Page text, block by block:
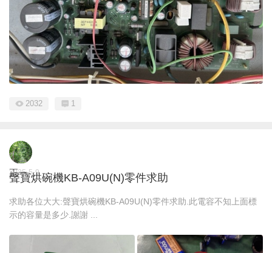
2032 1
正一
2025-5-9
聲寶烘碗機KB-A09U(N)零件求助
求助各位大大:聲寶烘碗機KB-A09U(N)零件求助.此電容不知上面標
示的容量是多少.謝謝 ...